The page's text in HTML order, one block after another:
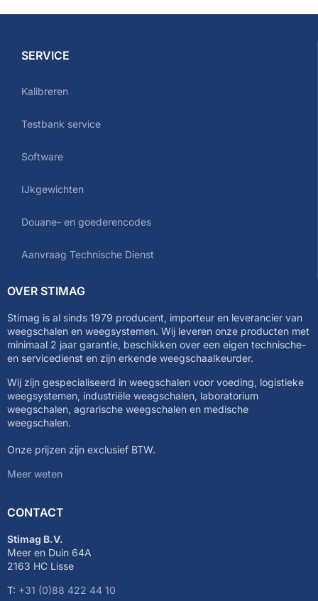
SERVICE
Kalibreren
Testbank service
Software
IJkgewichten
Douane- en goederencodes
Aanvraag Technische Dienst
OVER STIMAG
Stimag is al sinds 1979 producent, importeur en leverancier van
weegschalen en weegsystemen. Wij leveren onze producten met
minimaal 2 jaar garantie, beschikken over een eigen technische-
en servicedienst en zijn erkende weegschaalkeurder.
Wij zijn gespecialiseerd in weegschalen voor voeding, logistieke
weegsystemen, industriële weegschalen, laboratorium
weegschalen, agrarische weegschalen en medische
weegschalen.
Onze prijzen zijn exclusief BTW.
Meer weten
CONTACT
Stimag B.V.
Meer en Duin 64A
2163 HC Lisse
T: +31 (0)88 422 44 10